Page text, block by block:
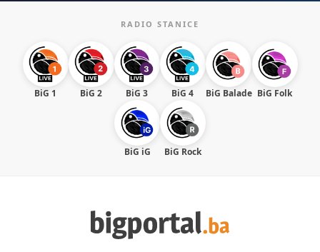
RADIO STANICE
BiG 1 BiG 2 BiG 3 BiG 4 BiG Balade BiG Folk
BiG iG BiG Rock